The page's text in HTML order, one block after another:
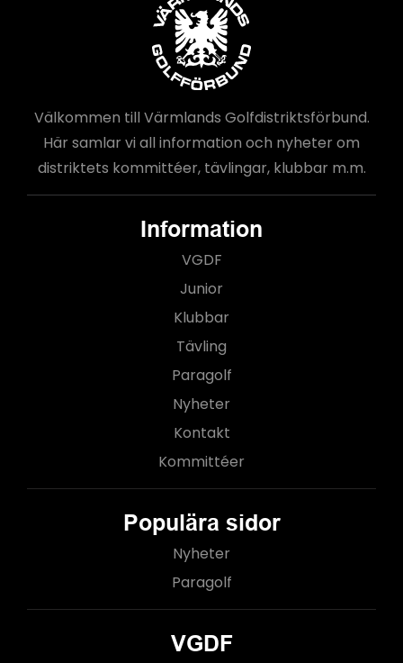
Välkommen till Värmlands Golfdistriktsförbund.
Här samlar vi all information och nyheter om
distriktets kommittéer, tävlingar, klubbar m.m.
Information
VGDF
Junior
Klubbar
Tävling
Paragolf
Nyheter
Kontakt
Kommittéer
Populära sidor
Nyheter
Paragolf
VGDF